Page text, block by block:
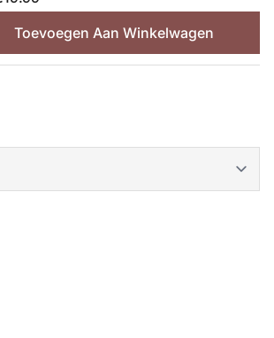
Toevoegen Aan Winkelwagen